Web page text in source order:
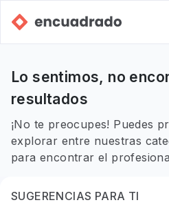
Lo sentimos, no
resultados
¡No te preocupes! Puedes
explorar entre nuestras
para encontrar el
SUGERENCIAS PARA TI